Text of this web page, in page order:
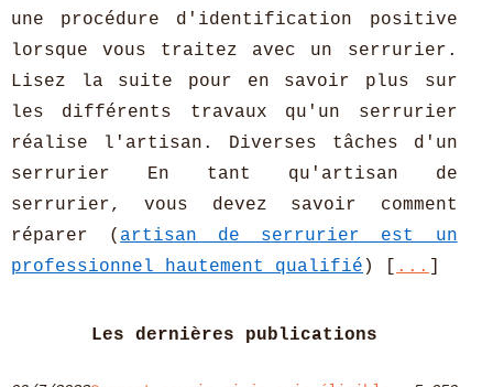
une procédure d'identification positive
lorsque vous traitez avec un serrurier.
Lisez la suite pour en savoir plus sur
les différents travaux qu'un serrurier
réalise l'artisan. Diverses tâches d'un
serrurier En tant qu'artisan de
serrurier, vous devez savoir comment
réparer ( artisan de serrurier est un
professionnel hautement qualifié ) [ ...
Les dernières publications